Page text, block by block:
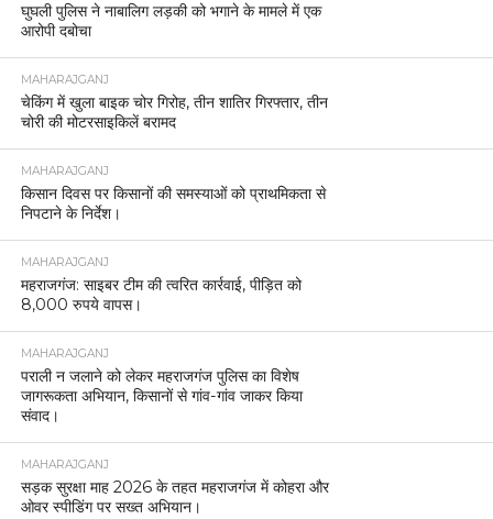
घुघली पुलिस ने नाबालिग लड़की को भगाने के मामले में एक
आरोपी दबोचा
MAHARAJGANJ
चेकिंग में खुला बाइक चोर गिरोह, तीन शातिर गिरफ्तार, तीन
चोरी की मोटरसाइकिलें बरामद
MAHARAJGANJ
किसान दिवस पर किसानों की समस्याओं को प्राथमिकता से
निपटाने के निर्देश।
MAHARAJGANJ
महराजगंज: साइबर टीम की त्वरित कार्रवाई, पीड़ित को
8,000 रुपये वापस।
MAHARAJGANJ
पराली न जलाने को लेकर महराजगंज पुलिस का विशेष
जागरूकता अभियान, किसानों से गांव-गांव जाकर किया
संवाद।
MAHARAJGANJ
सड़क सुरक्षा माह 2026 के तहत महराजगंज में कोहरा और
ओवर स्पीडिंग पर सख्त अभियान।